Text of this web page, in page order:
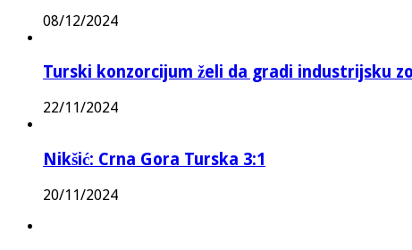
08/12/2024
Turski konzorcijum želi da gradi industrijsku
22/11/2024
Nikšić: Crna Gora Turska 3:1
20/11/2024